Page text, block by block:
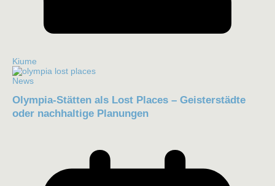
Kiume
News
Olympia-Stätten als Lost Places – Geisterstädte
oder nachhaltige Planungen